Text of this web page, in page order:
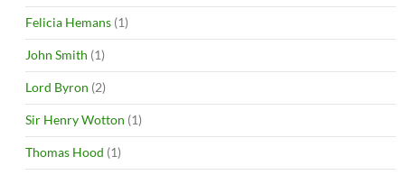
Felicia Hemans (1)
John Smith (1)
Lord Byron (2)
Sir Henry Wotton (1)
Thomas Hood (1)